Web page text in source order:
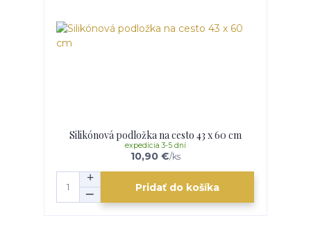
Silikónová podložka na cesto 43 x 60 cm
10,90 €/ks
expedícia 3-5 dní
Pridať do košíka